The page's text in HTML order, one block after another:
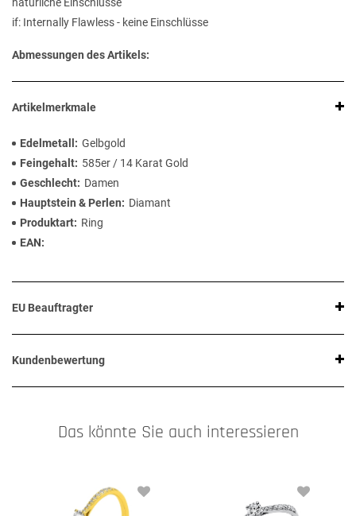
natürliche Einschlüsse
if: Internally Flawless - keine Einschlüsse
Abmessungen des Artikels:
Artikelmerkmale
Edelmetall
Gelbgold
Feingehalt
585er / 14 Karat Gold
Geschlecht
Damen
Hauptstein & Perlen
Diamant
Produktart
Ring
EAN
EU Beauftragter
Kundenbewertung
Das könnte Sie auch interessieren